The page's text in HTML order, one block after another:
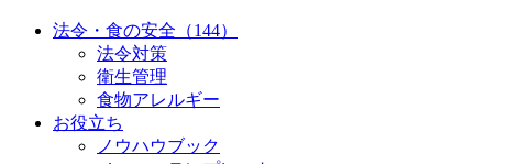
法令・食の安全（144）
法令対策
衛生管理
食物アレルギー
お役立ち
ノウハウブック